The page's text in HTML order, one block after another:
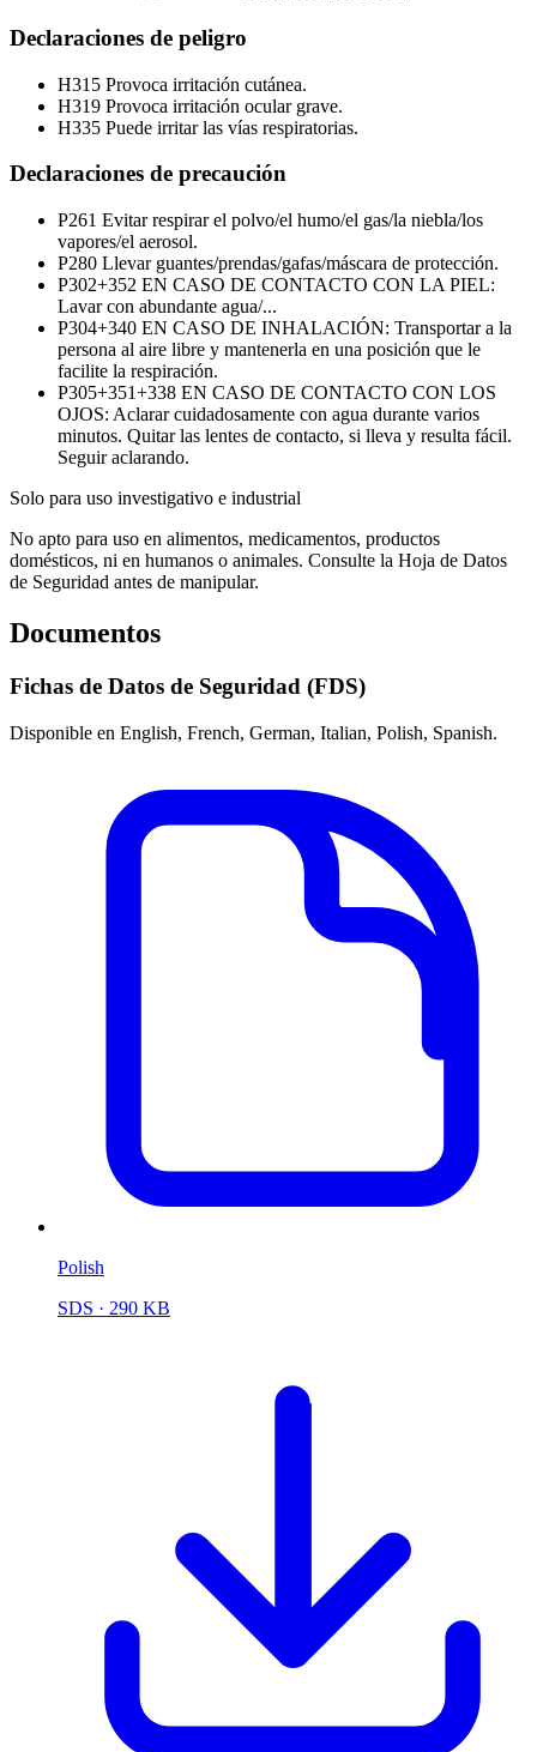
Declaraciones de peligro
H315 Provoca irritación cutánea.
H319 Provoca irritación ocular grave.
H335 Puede irritar las vías respiratorias.
Declaraciones de precaución
P261 Evitar respirar el polvo/el humo/el gas/la niebla/los
vapores/el aerosol.
P280 Llevar guantes/prendas/gafas/máscara de protección.
P302+352 EN CASO DE CONTACTO CON LA PIEL:
Lavar con abundante agua/...
P304+340 EN CASO DE INHALACIÓN: Transportar a la
persona al aire libre y mantenerla en una posición que le
facilite la respiración.
P305+351+338 EN CASO DE CONTACTO CON LOS
OJOS: Aclarar cuidadosamente con agua durante varios
minutos. Quitar las lentes de contacto, si lleva y resulta fácil.
Seguir aclarando.
Solo para uso investigativo e industrial
No apto para uso en alimentos, medicamentos, productos
domésticos, ni en humanos o animales. Consulte la Hoja de Datos
de Seguridad antes de manipular.
Documentos
Fichas de Datos de Seguridad (FDS)
Disponible en English, French, German, Italian, Polish, Spanish.
Polish
SDS · 290 KB